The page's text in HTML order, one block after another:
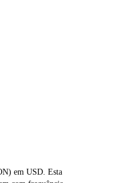
em USD. Esta